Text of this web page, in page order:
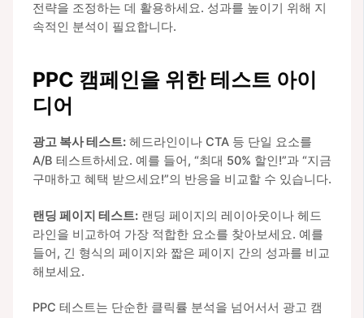
전략을 조정하는 데 활용하세요. 성과를 높이기 위해 지
속적인 분석이 필요합니다.
PPC 캠페인을 위한 테스트 아이
디어
광고 복사 테스트:헤드라인이나 CTA 등 단일 요소를
A/B 테스트하세요. 예를 들어, “최대 50% 할인!”과 “지금
구매하고 혜택 받으세요!”의 반응을 비교할 수 있습니다.
랜딩 페이지 테스트:랜딩 페이지의 레이아웃이나 헤드
라인을 비교하여 가장 적합한 요소를 찾아보세요. 예를
들어, 긴 형식의 페이지와 짧은 페이지 간의 성과를 비교
해보세요.
PPC 테스트는 단순한 클릭률 분석을 넘어서서 광고 캠